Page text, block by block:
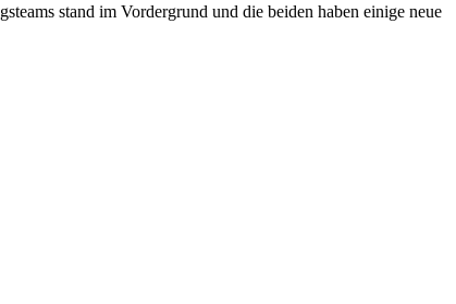
stand im Vordergrund und die beiden haben einige neue